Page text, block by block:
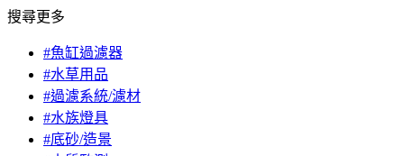
搜尋更多
#魚缸過濾器
#水草用品
#過濾系統/濾材
#水族燈具
#底砂/造景